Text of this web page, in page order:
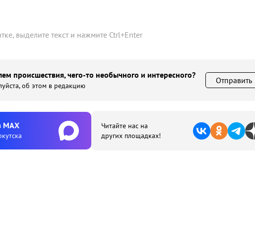
выделите текст и нажмите Ctrl+Enter
происшествия, чего-то необычного и интересного?
об этом в редакцию
Отправить
MAX
Читайте нас на
других площадках!